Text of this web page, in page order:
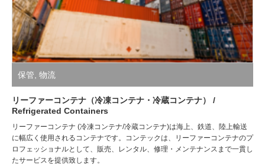
保管 物流
リーファーコンテナ（冷凍コンテナ・冷蔵コンテナ） /
Refrigerated Containers
リーファーコンテナ (冷凍コンテナ/冷蔵コンテナ)は海上、鉄道、陸上輸送
に幅広く使用されるコンテナです。コンテックは、リーファーコンテナのプ
ロフェッショナルとして、販売、レンタル、修理・メンテナンスまで一貫し
たサービスを提供致します。